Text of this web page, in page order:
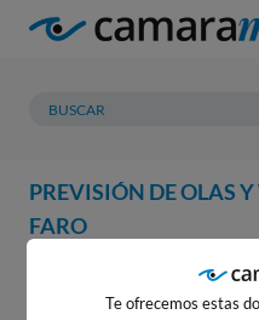
PREVISIÓN DE OLAS
FARO
PREVISIÓN
Te ofrecemos estas